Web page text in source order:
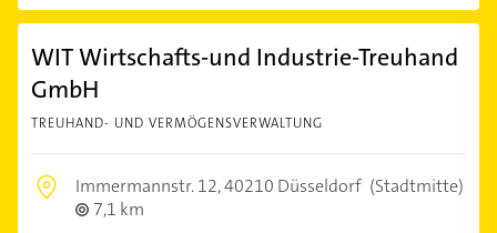
WIT Wirtschafts-und Industrie-Treuhand
GmbH
TREUHAND- UND VERMÖGENSVERWALTUNG
Immermannstr. 12,40210 Düsseldorf (Stadtmitte)
7,1 km